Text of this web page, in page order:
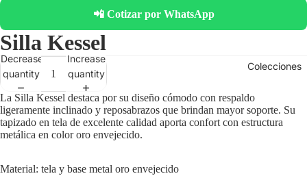
Colecciones
📲 Cotizar por WhatsApp
Silla Kessel
Decrease
quantity
Increase
quantity
La Silla Kessel destaca por su diseño cómodo con respaldo
ligeramente inclinado y reposabrazos que brindan mayor soporte. Su
tapizado en tela de excelente calidad aporta confort con estructura
metálica en color oro envejecido.
Material: tela y base metal oro envejecido